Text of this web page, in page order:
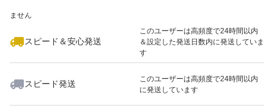
賞味期限：発送日から常温で約2ヶ月間、冷蔵で6ヶ月
間、冷凍で12ヶ月間
保存方法：直射日光・高温多湿を避けて冷暗所で保存して
ください。
ません
スピード＆安心発送
このユーザーは高頻度で24時間以内
＆設定した発送日数内に発送していま
す
スピード発送
このユーザーは高頻度で24時間以内
に発送しています
いいね！
1,000